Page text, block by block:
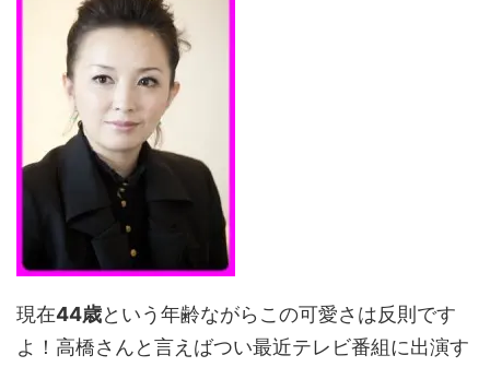
現在44歳という年齢ながらこの可愛さは反則です
よ！高橋さんと言えばつい最近テレビ番組に出演す